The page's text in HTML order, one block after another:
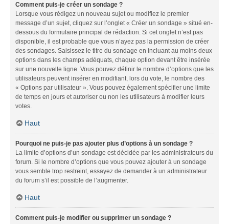
Comment puis-je créer un sondage ?
Lorsque vous rédigez un nouveau sujet ou modifiez le premier
message d’un sujet, cliquez sur l’onglet « Créer un sondage » situé en-
dessous du formulaire principal de rédaction. Si cet onglet n’est pas
disponible, il est probable que vous n’ayez pas la permission de créer
des sondages. Saisissez le titre du sondage en incluant au moins deux
options dans les champs adéquats, chaque option devant être insérée
sur une nouvelle ligne. Vous pouvez définir le nombre d’options que les
utilisateurs peuvent insérer en modifiant, lors du vote, le nombre des
« Options par utilisateur ». Vous pouvez également spécifier une limite
de temps en jours et autoriser ou non les utilisateurs à modifier leurs
votes.
Haut
Pourquoi ne puis-je pas ajouter plus d’options à un sondage ?
La limite d’options d’un sondage est décidée par les administrateurs du
forum. Si le nombre d’options que vous pouvez ajouter à un sondage
vous semble trop restreint, essayez de demander à un administrateur
du forum s’il est possible de l’augmenter.
Haut
Comment puis-je modifier ou supprimer un sondage ?